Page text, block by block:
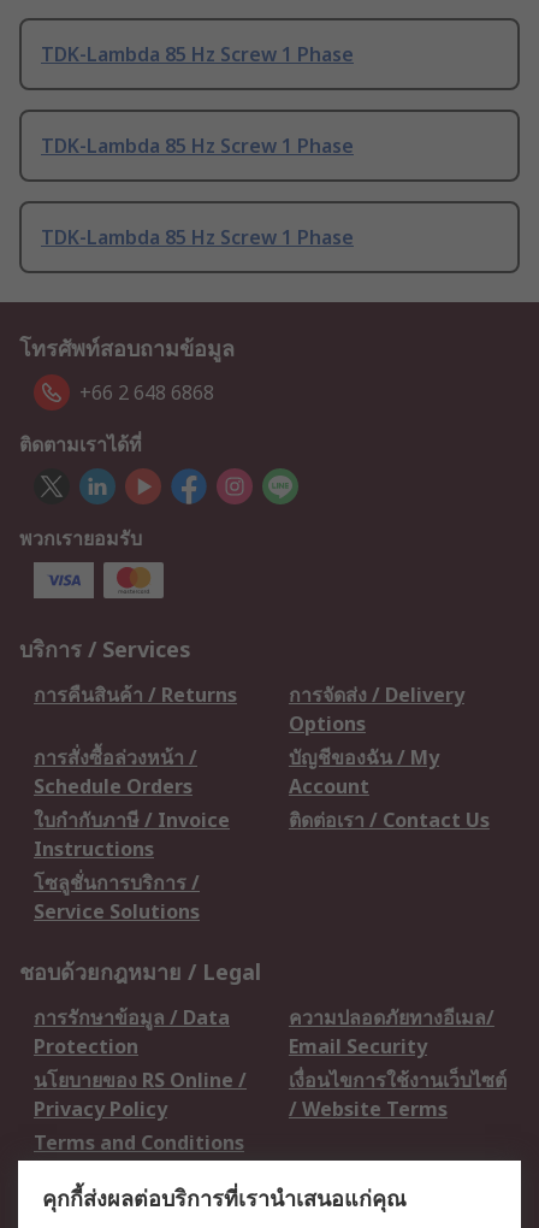
TDK-Lambda 85 Hz Screw 1 Phase
TDK-Lambda 85 Hz Screw 1 Phase
TDK-Lambda 85 Hz Screw 1 Phase
โทรศัพท์สอบถามข้อมูล
+66 2 648 6868
ติดตามเราได้ที่
พวกเรายอมรับ
บริการ / Services
การคืนสินค้า / Returns
การจัดส่ง / Delivery
Options
การสั่งซื้อล่วงหน้า /
Schedule Orders
บัญชีของฉัน / My
Account
ใบกำกับภาษี / Invoice
Instructions
ติดต่อเรา / Contact Us
โซลูชั่นการบริการ /
Service Solutions
ชอบด้วยกฎหมาย / Legal
การรักษาข้อมูล / Data
Protection
ความปลอดภัยทางอีเมล/
Email Security
นโยบายของ RS Online /
Privacy Policy
เงื่อนไขการใช้งานเว็บไซต์
/ Website Terms
Terms and Conditions
คุกกี้ส่งผลต่อบริการที่เรานำเสนอแก่คุณ